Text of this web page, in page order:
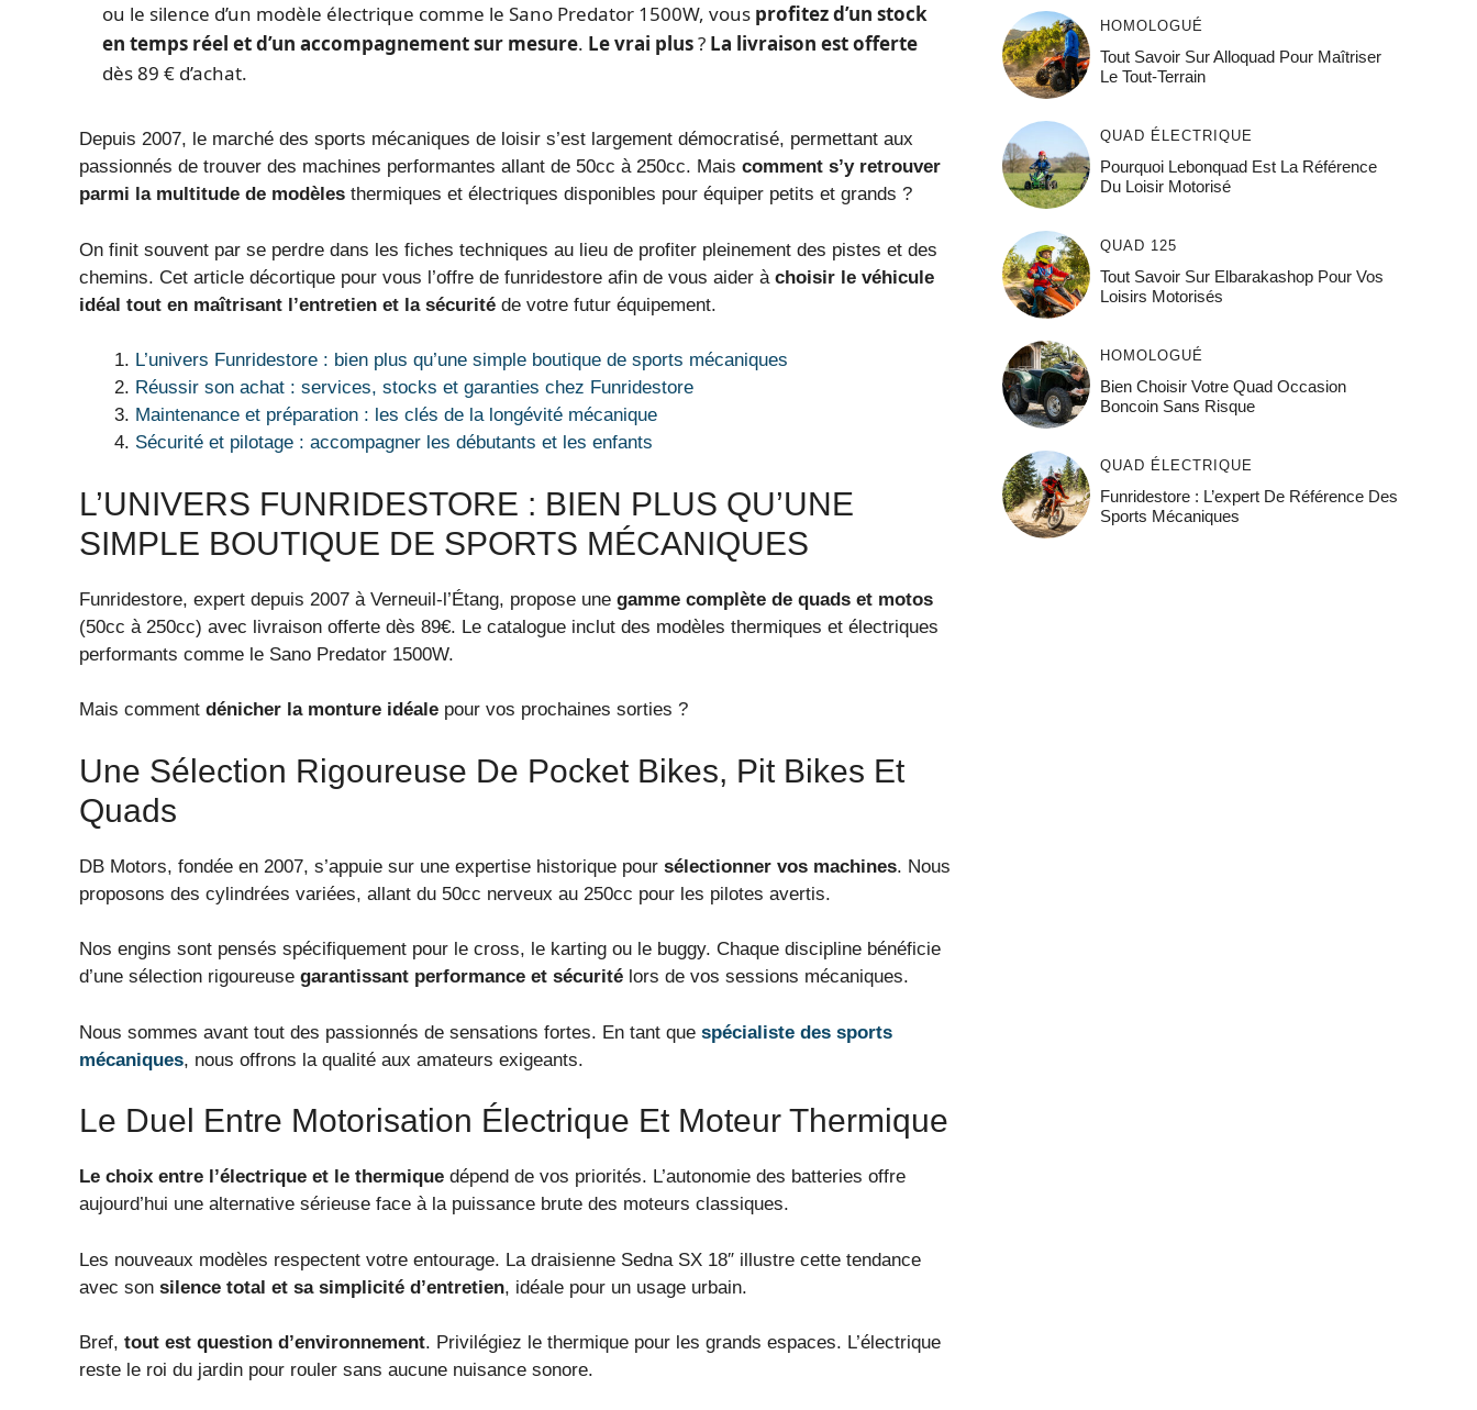
ou le silence d’un modèle électrique comme le Sano Predator 1500W, vous profitez d’un stock
en temps réel et d’un accompagnement sur mesure. Le vrai plus? La livraison est offerte
dès 89 € d’achat.
Depuis 2007, le marché des sports mécaniques de loisir s’est largement démocratisé, permettant aux
passionnés de trouver des machines performantes allant de 50cc à 250cc. Mais comment s’y retrouver
parmi la multitude de modèles thermiques et électriques disponibles pour équiper petits et grands ?
On finit souvent par se perdre dans les fiches techniques au lieu de profiter pleinement des pistes et des
chemins. Cet article décortique pour vous l’offre de funridestore afin de vous aider à choisir le véhicule
idéal tout en maîtrisant l’entretien et la sécurité de votre futur équipement.
L’univers Funridestore : bien plus qu’une simple boutique de sports mécaniques
Réussir son achat : services, stocks et garanties chez Funridestore
Maintenance et préparation : les clés de la longévité mécanique
Sécurité et pilotage : accompagner les débutants et les enfants
L’UNIVERS FUNRIDESTORE : BIEN PLUS QU’UNE
SIMPLE BOUTIQUE DE SPORTS MÉCANIQUES
Funridestore, expert depuis 2007 à Verneuil-l’Étang, propose une gamme complète de quads et motos
(50cc à 250cc) avec livraison offerte dès 89€. Le catalogue inclut des modèles thermiques et électriques
performants comme le Sano Predator 1500W.
Mais comment dénicher la monture idéale pour vos prochaines sorties ?
Une Sélection Rigoureuse De Pocket Bikes, Pit Bikes Et
Quads
DB Motors, fondée en 2007, s’appuie sur une expertise historique pour sélectionner vos machines. Nous
proposons des cylindrées variées, allant du 50cc nerveux au 250cc pour les pilotes avertis.
Nos engins sont pensés spécifiquement pour le cross, le karting ou le buggy. Chaque discipline bénéficie
d’une sélection rigoureuse garantissant performance et sécurité lors de vos sessions mécaniques.
Nous sommes avant tout des passionnés de sensations fortes. En tant que spécialiste des sports
mécaniques, nous offrons la qualité aux amateurs exigeants.
Le Duel Entre Motorisation Électrique Et Moteur Thermique
Le choix entre l’électrique et le thermique dépend de vos priorités. L’autonomie des batteries offre
aujourd’hui une alternative sérieuse face à la puissance brute des moteurs classiques.
Les nouveaux modèles respectent votre entourage. La draisienne Sedna SX 18″ illustre cette tendance
avec son silence total et sa simplicité d’entretien, idéale pour un usage urbain.
Bref, tout est question d’environnement. Privilégiez le thermique pour les grands espaces. L’électrique
reste le roi du jardin pour rouler sans aucune nuisance sonore.
HOMOLOGUÉ
Tout Savoir Sur Alloquad Pour Maîtriser
Le Tout-Terrain
QUAD ÉLECTRIQUE
Pourquoi Lebonquad Est La Référence
Du Loisir Motorisé
QUAD 125
Tout Savoir Sur Elbarakashop Pour Vos
Loisirs Motorisés
HOMOLOGUÉ
Bien Choisir Votre Quad Occasion
Boncoin Sans Risque
QUAD ÉLECTRIQUE
Funridestore : L’expert De Référence Des
Sports Mécaniques